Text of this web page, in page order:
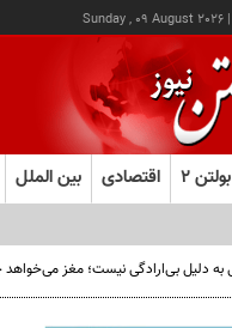
|
Sunday , 09 August 2026
بولتن ۲ اقتصادی بین الملل
به دلیل بی‌ارادگی نیست؛ مغز می‌خواهد